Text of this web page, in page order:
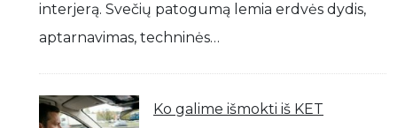
interjerą. Svečių patogumą lemia erdvės dydis,
aptarnavimas, techninės…
Ko galime išmokti iš KET